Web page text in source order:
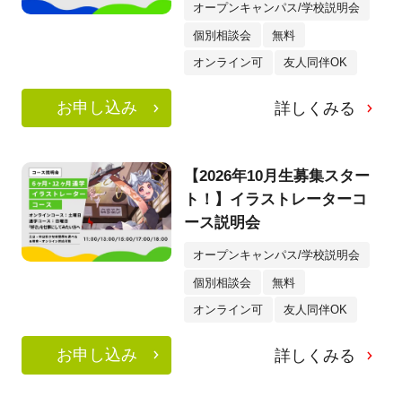
オープンキャンパス/学校説明会
個別相談会 無料
オンライン可 友人同伴OK
お申し込み 詳しくみる
【2026年10月生募集スター
ト！】イラストレーターコ
ース説明会
オープンキャンパス/学校説明会
個別相談会 無料
オンライン可 友人同伴OK
お申し込み 詳しくみる